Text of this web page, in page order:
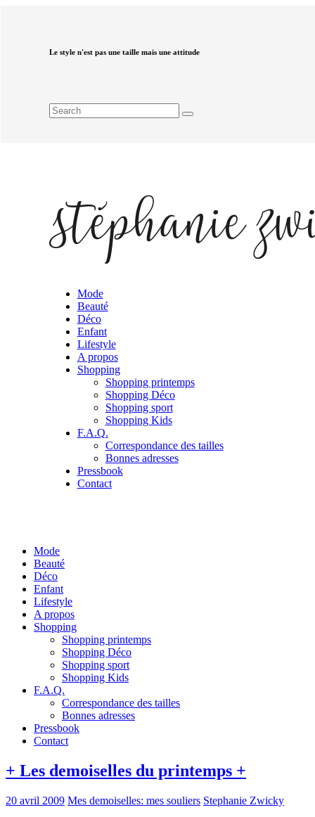
Le style n'est pas une taille mais une attitude
Mode
Beauté
Déco
Enfant
Lifestyle
A propos
Shopping
Shopping printemps
Shopping Déco
Shopping sport
Shopping Kids
F.A.Q.
Correspondance des tailles
Bonnes adresses
Pressbook
Contact
Mode
Beauté
Déco
Enfant
Lifestyle
A propos
Shopping
Shopping printemps
Shopping Déco
Shopping sport
Shopping Kids
F.A.Q.
Correspondance des tailles
Bonnes adresses
Pressbook
Contact
+ Les demoiselles du printemps +
20 avril 2009 Mes demoiselles: mes souliers Stephanie Zwicky